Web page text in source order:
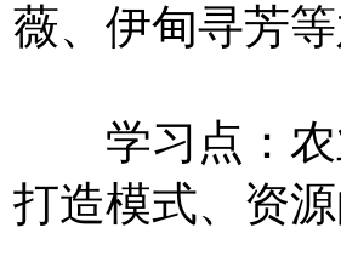
薇、伊甸寻芳
学习点：农
打造模式、资